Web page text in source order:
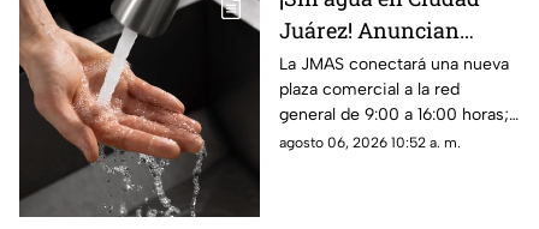
Juárez! Anuncian
suspensión del servicio
para este viernes 7 de
agosto
La JMAS conectará una nueva
plaza comercial a la red
general de 9:00 a 16:00 horas;
habrá baja presión, suspensión
agosto 06, 2026 10:52 a. m.